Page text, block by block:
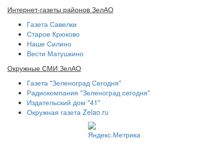
Интернет-газеты районов ЗелАО
Газета Савелки
Старое Крюково
Наше Силино
Вести Матушкино
Окружные СМИ ЗелАО
Газета "Зеленоград Сегодня"
Радиокомпания "Зеленоград сегодня"
Издательский дом "41"
Окружная газета Zelao.ru